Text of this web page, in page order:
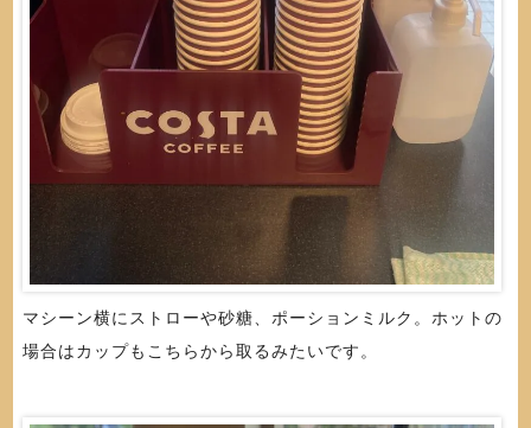
マシーン横にストローや砂糖、ポーションミルク。ホットの
場合はカップもこちらから取るみたいです。